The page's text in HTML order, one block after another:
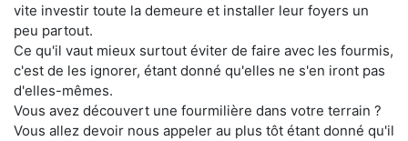
vite investir toute la demeure et installer leur foyers un
peu partout.
Ce qu'il vaut mieux surtout éviter de faire avec les fourmis,
c'est de les ignorer, étant donné qu'elles ne s'en iront pas
d'elles-mêmes.
Vous avez découvert une fourmilière dans votre terrain ?
Vous allez devoir nous appeler au plus tôt étant donné qu'il